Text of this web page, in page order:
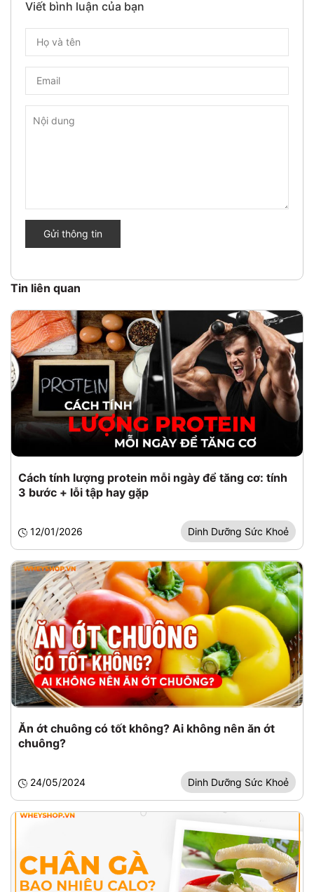
Viết bình luận của bạn
Gửi thông tin
Tin liên quan
Cách tính lượng protein mỗi ngày để tăng cơ: tính
3 bước + lỗi tập hay gặp
12/01/2026 Dinh Dưỡng Sức Khoẻ
Ăn ớt chuông có tốt không? Ai không nên ăn ớt
chuông?
24/05/2024 Dinh Dưỡng Sức Khoẻ